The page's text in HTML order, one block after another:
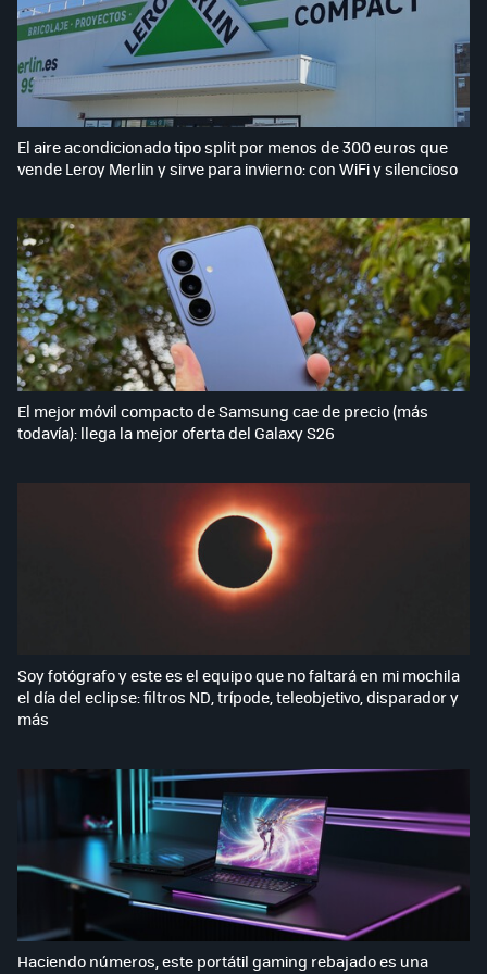
El aire acondicionado tipo split por menos de 300 euros que
vende Leroy Merlin y sirve para invierno: con WiFi y silencioso
El mejor móvil compacto de Samsung cae de precio (más
todavía): llega la mejor oferta del Galaxy S26
Soy fotógrafo y este es el equipo que no faltará en mi mochila
el día del eclipse: filtros ND, trípode, teleobjetivo, disparador y
más
Haciendo números, este portátil gaming rebajado es una